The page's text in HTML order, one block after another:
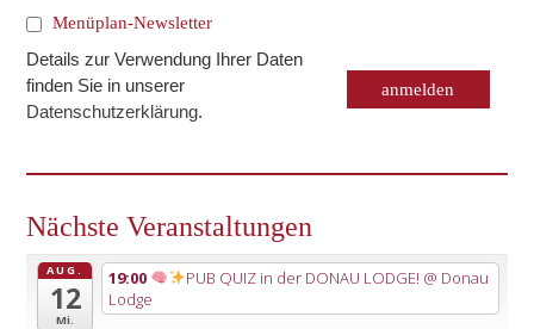
Menüplan-Newsletter
Details zur Verwendung Ihrer Daten
finden Sie in unserer
Datenschutzerklärung.
Nächste Veranstaltungen
AUG.
12
Mi.
19:00 PUB QUIZ in der DONAU LODGE! @ Donau
Lodge